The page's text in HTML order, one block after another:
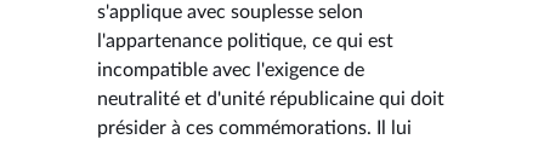
s'applique avec souplesse selon
l'appartenance politique, ce qui est
incompatible avec l'exigence de
neutralité et d'unité républicaine qui doit
présider à ces commémorations. Il lui